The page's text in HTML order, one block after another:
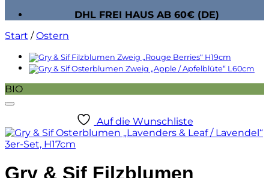
DHL FREI HAUS AB 60€ (DE)
Start / Ostern
BIO
Auf die Wunschliste
Gry & Sif Filzblumen